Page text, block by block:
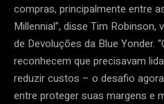
compras, principalmente entre
Millennial”, disse Tim
de Devoluções da Blue Yonder.
reconhecem que precisavam
reduzir custos – o desafio
entre proteger suas margens e